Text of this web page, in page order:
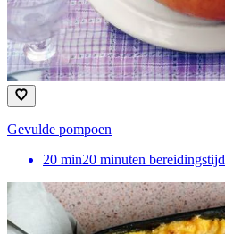
Gevulde pompoen
20 min20 minuten bereidingstijd